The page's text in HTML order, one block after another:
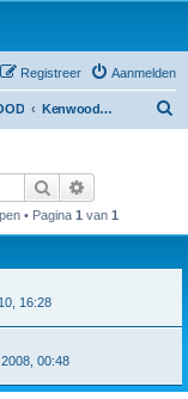
Aanmelden
Registreer
Kenwood ontvangers
Zoek
• Pagina 1 van 1
16:28
00:48